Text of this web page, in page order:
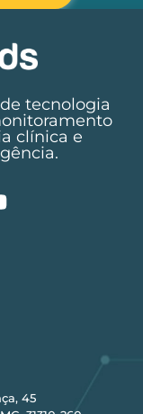
tecnologia
clínica e
45